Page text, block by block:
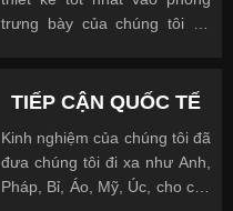
trưng bày của chúng tôi để
TIẾP CẬN QUỐC TẾ
Kinh nghiệm của chúng tôi đã
đưa chúng tôi đi xa như Anh,
Pháp, Bỉ, Áo, Mỹ, Úc, cho các